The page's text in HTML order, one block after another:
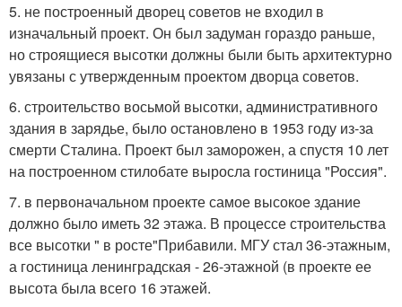
5. не построенный дворец советов не входил в
изначальный проект. Он был задуман гораздо раньше,
но строящиеся высотки должны были быть архитектурно
увязаны с утвержденным проектом дворца советов.
6. строительство восьмой высотки, административного
здания в зарядье, было остановлено в 1953 году из-за
смерти Сталина. Проект был заморожен, а спустя 10 лет
на построенном стилобате выросла гостиница "Россия".
7. в первоначальном проекте самое высокое здание
должно было иметь 32 этажа. В процессе строительства
все высотки " в росте"Прибавили. МГУ стал 36-этажным,
а гостиница ленинградская - 26-этажной (в проекте ее
высота была всего 16 этажей.